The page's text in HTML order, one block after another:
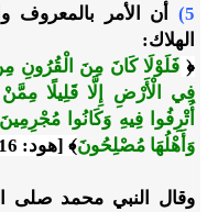
5)
أن الأمر
الهلاك:
﴿ فَلَوْلَا كَانَ مِنَ الْقُرُونِ
فِي الْأَرْضِ إِلَّا قَلِيلًا مِمَّنْ
أُتْرِفُوا فِيهِ وَكَانُوا مُجْرِمِينَ
وَأَهْلُهَا مُصْلِحُونَ﴾ [هود: 116، 117].
وقال النبي محمد صلى